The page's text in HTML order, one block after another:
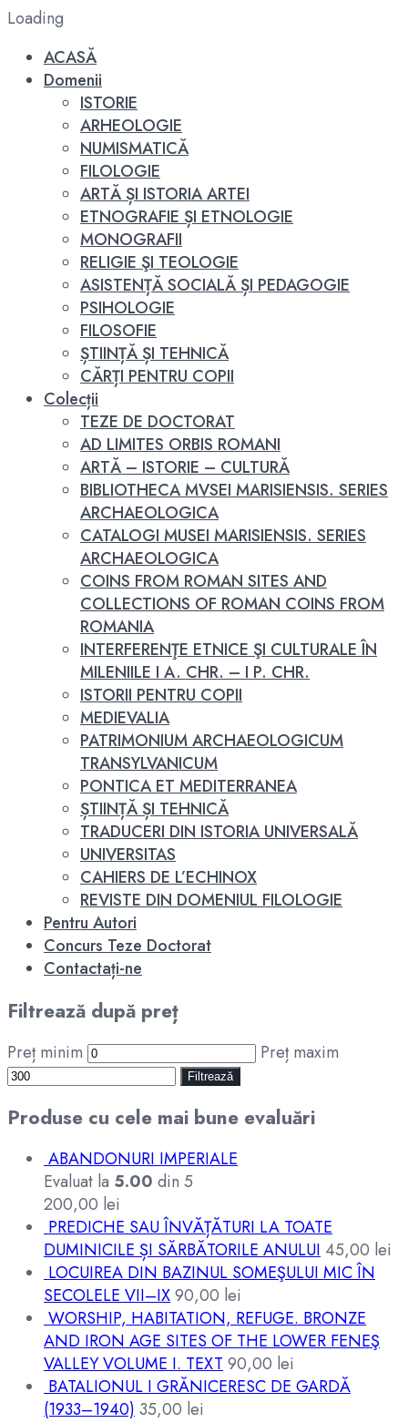
Loading
ACASĂ
Domenii
ISTORIE
ARHEOLOGIE
NUMISMATICĂ
FILOLOGIE
ARTĂ ȘI ISTORIA ARTEI
ETNOGRAFIE ȘI ETNOLOGIE
MONOGRAFII
RELIGIE ŞI TEOLOGIE
ASISTENȚĂ SOCIALĂ ȘI PEDAGOGIE
PSIHOLOGIE
FILOSOFIE
ȘTIINȚĂ ȘI TEHNICĂ
CĂRȚI PENTRU COPII
Colecții
TEZE DE DOCTORAT
AD LIMITES ORBIS ROMANI
ARTĂ – ISTORIE – CULTURĂ
BIBLIOTHECA MVSEI MARISIENSIS. SERIES
ARCHAEOLOGICA
CATALOGI MUSEI MARISIENSIS. SERIES
ARCHAEOLOGICA
COINS FROM ROMAN SITES AND
COLLECTIONS OF ROMAN COINS FROM
ROMANIA
INTERFERENŢE ETNICE ŞI CULTURALE ÎN
MILENIILE I A. CHR. – I P. CHR.
ISTORII PENTRU COPII
MEDIEVALIA
PATRIMONIUM ARCHAEOLOGICUM
TRANSYLVANICUM
PONTICA ET MEDITERRANEA
ȘTIINȚĂ ȘI TEHNICĂ
TRADUCERI DIN ISTORIA UNIVERSALĂ
UNIVERSITAS
CAHIERS DE L’ECHINOX
REVISTE DIN DOMENIUL FILOLOGIE
Pentru Autori
Concurs Teze Doctorat
Contactați-ne
Filtrează după preț
Preț minim Preț maxim
Filtrează
Produse cu cele mai bune evaluări
ABANDONURI IMPERIALE
Evaluat la 5.00 din 5
200,00 lei
PREDICHE SAU ÎNVĂȚĂTURI LA TOATE
DUMINICILE ȘI SĂRBĂTORILE ANULUI 45,00 lei
LOCUIREA DIN BAZINUL SOMEŞULUI MIC ÎN
SECOLELE VII–IX90,00 lei
WORSHIP, HABITATION, REFUGE. BRONZE
AND IRON AGE SITES OF THE LOWER FENEŞ
VALLEY VOLUME I. TEXT 90,00 lei
BATALIONUL I GRĂNICERESC DE GARDĂ
(1933–1940) 35,00 lei